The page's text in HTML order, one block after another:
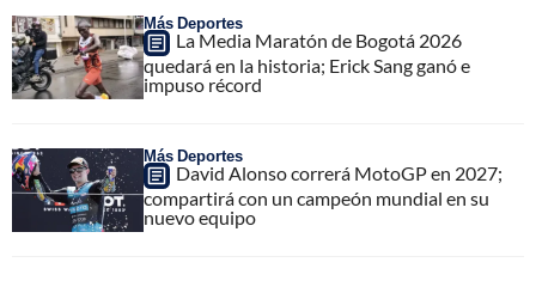
Más Deportes
La Media Maratón de Bogotá 2026
quedará en la historia; Erick Sang ganó e
impuso récord
Más Deportes
David Alonso correrá MotoGP en 2027;
compartirá con un campeón mundial en su
nuevo equipo